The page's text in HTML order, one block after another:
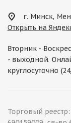
г. Минск,
Открыть на
Вторник -
- выходной.
круглосуточно
Торговый